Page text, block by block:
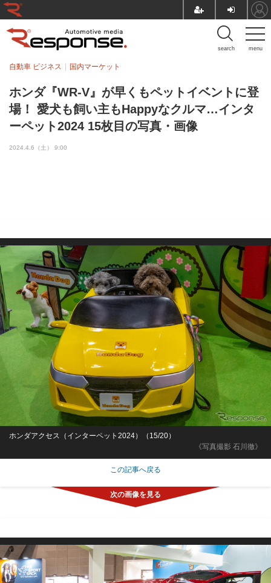
menu
search
ホンダ『WR-V』が早くもペットイベントに登
場！ 愛犬も飼い主もHappyなクルマ…インタ
ーペット2024 15枚目の写真・画像
自動車 ビジネス 国内マーケット
2024.4.6（土） 9:00
《写真撮影 石川徹》
ホンダアクセス（インターペット2024）（15/20）
この記事へ戻る